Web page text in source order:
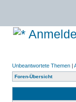
Unbeantwortete Themen |
Foren-Übersicht